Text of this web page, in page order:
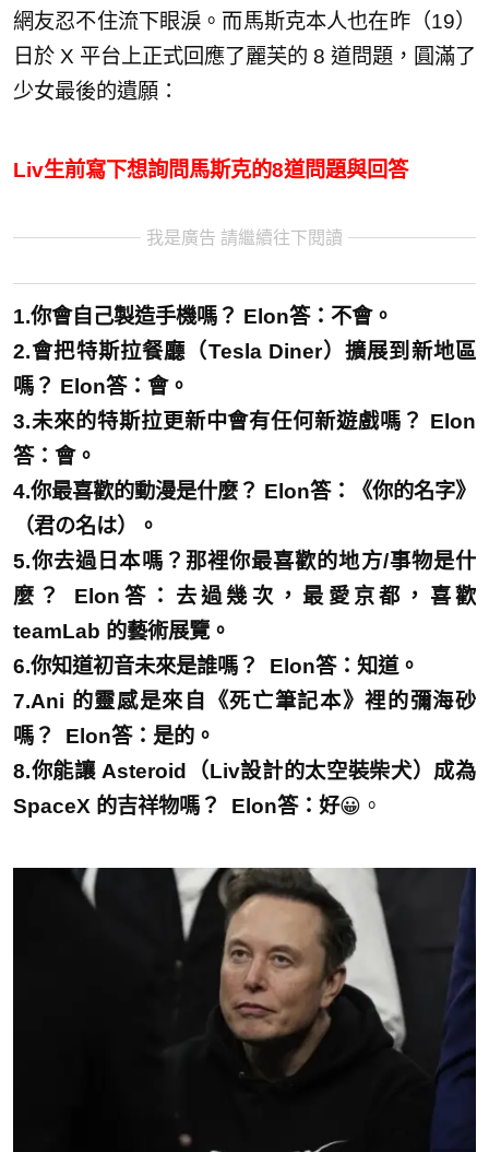
網友忍不住流下眼淚。而馬斯克本人也在昨（19）
日於 X 平台上正式回應了麗芙的 8 道問題，圓滿了
少女最後的遺願：
Liv生前寫下想詢問馬斯克的8道問題與回答
我是廣告 請繼續往下閱讀
1.你會自己製造手機嗎？ Elon答：不會。
2.會把特斯拉餐廳（Tesla Diner）擴展到新地區
嗎？ Elon答：會。
3.未來的特斯拉更新中會有任何新遊戲嗎？ Elon
答：會。
4.你最喜歡的動漫是什麼？ Elon答：《你的名字》
（君の名は）。
5.你去過日本嗎？那裡你最喜歡的地方/事物是什
麼？ Elon答：去過幾次，最愛京都，喜歡
teamLab 的藝術展覽。
6.你知道初音未來是誰嗎？ Elon答：知道。
7.Ani 的靈感是來自《死亡筆記本》裡的彌海砂
嗎？ Elon答：是的。
8.你能讓 Asteroid（Liv設計的太空裝柴犬）成為
SpaceX 的吉祥物嗎？ Elon答：好😀。